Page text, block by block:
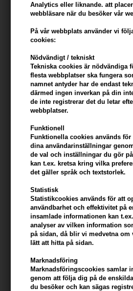
Analytics eller liknande. att
webbläsare när du besöker vår
På vår webbplats använder vi
cookies:
Nödvändigt / tekniskt
Tekniska cookies är nödvändiga
flesta webbplatser ska fungera
namnet antyder har de endast
därmed ingen inverkan på din
de inte registrerar det du letar
webbplatser.
Funktionell
Funktionella cookies används för
dina användarinställningar
de val och inställningar du gör
kan t.ex. kretsa kring vilka
det gäller språk och textstorlek.
Statistisk
Statistikcookies används för att
användbarhet och effektivitet på
insamlade informationen kan
analyser av vilken information
på sidan, då blir vi medvetna om
lätt att hitta på sidan.
Marknadsföring
Marknadsföringscookies samlar
genom att följa dig på de
du besöker och kan sägas
epiic nr 11 Shine?it Hair
Serum 100ml
324,00 SEK
epiic nr 13 Style?it Cream
150ml
324,00 SEK
Epiic